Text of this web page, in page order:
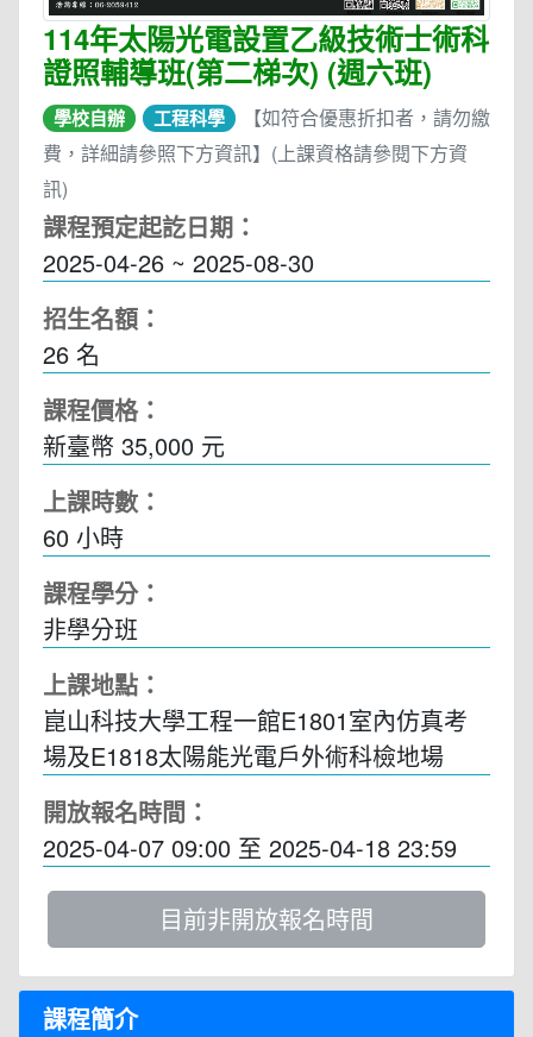
114年太陽光電設置乙級技術士術科
證照輔導班(第二梯次) (週六班)
學校自辦 工程科學
【如符合優惠折扣者，請勿繳
費，詳細請參照下方資訊】(上課資格請參閱下方資
訊)
課程預定起訖日期：
2025-04-26 ~ 2025-08-30
招生名額：
26 名
課程價格：
新臺幣 35,000 元
上課時數：
60 小時
課程學分：
非學分班
上課地點：
崑山科技大學工程一館E1801室內仿真考
場及E1818太陽能光電戶外術科檢地場
開放報名時間：
2025-04-07 09:00 至 2025-04-18 23:59
目前非開放報名時間
課程簡介